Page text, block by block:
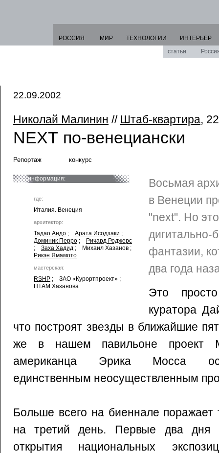
РОССИЯ МИР ТЕХНОЛОГИИ
ИНТЕРЬЕР
статьи
22.09.2002
Николай Малинин // Штаб-квартира,
NEXT по-венециански
Репортаж конкурс
информация:
где:
Италия. Венеция
архитектор:
Тадао Андо ; Арата Исодзаки ;
Доминик Перро ;
Ричард Роджерс
; Заха Хадид ; Михаил Хазанов ;
Рикэн Ямамото
мастерская:
RSHP ; ЗАО «Курортпроект» ;
ПТАМ Хазанова
Восьмая
в Венеции
"next". Но
фантазии,
два года
Это
куратора
что построят звезды в ближайшие
же в нашем павильоне проект
американца Эрика Мосса
единственным неосуществленным
Больше всего на биеннале поражает
на третий день. Первые два дня
открытия национальных